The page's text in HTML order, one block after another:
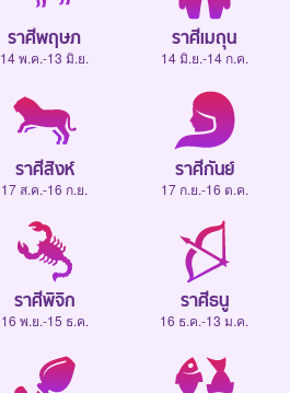
ราศีพฤษภ
14 พ.ค.-13 มิ.ย.
ราศีเมถุน
14 มิ.ย.-14 ก.ค.
ราศีสิงห์
17 ส.ค.-16 ก.ย.
ราศีกันย์
17 ก.ย.-16 ต.ค.
ราศีพิจิก
16 พ.ย.-15 ธ.ค.
ราศีธนู
16 ธ.ค.-13 ม.ค.